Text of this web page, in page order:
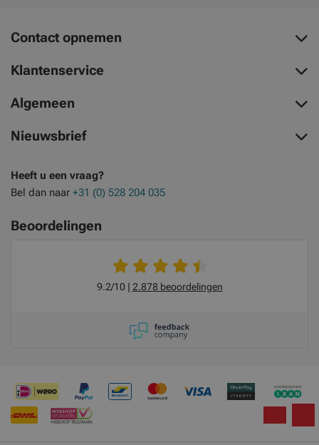
Contact opnemen
Klantenservice
Algemeen
Nieuwsbrief
Heeft u een vraag?
Bel dan naar +31 (0) 528 204 035
Beoordelingen
9.2/10 2.878 beoordelingen